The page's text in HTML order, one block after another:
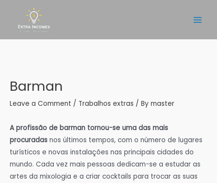
content
Barman
Leave a Comment / Trabalhos extras / By master
A profissão de barman tornou-se uma das mais
procuradas nos últimos tempos, com o número de lugares
turísticos e novas instalações nas principais cidades do
mundo. Cada vez mais pessoas dedicam-se a estudar as
artes da mixologia e a criar cocktails para trocar as suas